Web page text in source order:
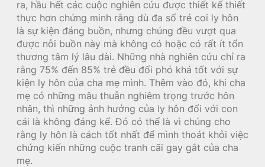
ra, hầu hết các cuộc nghiên cứu được thiết kế thiết
thực hơn chứng minh rằng dù đa số trẻ coi ly hôn
là sự kiện đáng buồn, nhưng chúng đều vượt qua
được nỗi buồn này mà không có hoặc có rất ít tổn
thương tâm lý lâu dài. Những nhà nghiên cứu chỉ ra
rằng 75% đến 85% trẻ đều đối phó khá tốt với sự
kiện ly hôn của cha mẹ mình. Thêm vào đó, khi cha
mẹ có những mâu thuẫn nghiêm trọng trước hôn
nhân, thì những ảnh hưởng của ly hôn đối với con
cái là không đáng kể. Đó có thể là vì chúng cho
rằng ly hôn là cách tốt nhất để mình thoát khỏi việc
chứng kiến những cuộc tranh cãi gay gắt của cha
mẹ.